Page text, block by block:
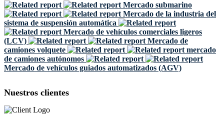
Mercado submarino
Mercado de la industria del
sistema de suspensión automática
Mercado de vehículos comerciales ligeros
(LCV)
Mercado de
camiones volquete
mercado
de camiones autónomos
Mercado de vehículos guiados automatizados (AGV)
Nuestros clientes